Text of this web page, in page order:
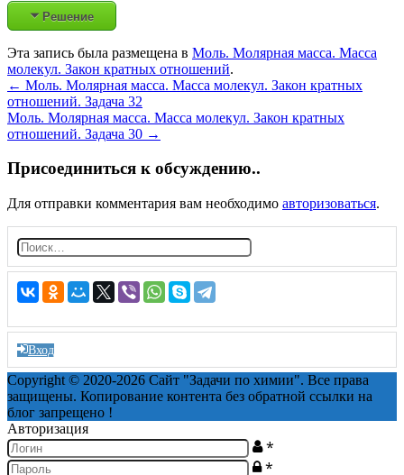
Решение
Эта запись была размещена в Моль. Молярная масса. Масса
молекул. Закон кратных отношений.
Post
navigation
← Моль. Молярная масса. Масса молекул. Закон кратных
отношений. Задача 32
Моль. Молярная масса. Масса молекул. Закон кратных
отношений. Задача 30 →
Присоединиться к обсуждению..
Для отправки комментария вам необходимо авторизоваться.
Н
а
й
т
и:
Вход
Copyright © 2020-2026 Сайт "Задачи по химии". Все права
защищены. Копирование контента без обратной ссылки на
блог запрещено !
Авторизация
*
*